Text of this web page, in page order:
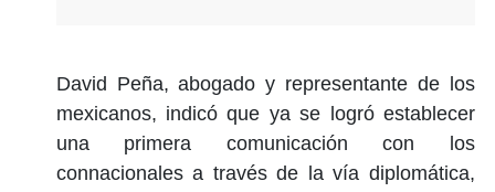
David Peña, abogado y representante de los
mexicanos, indicó que ya se logró establecer
una primera comunicación con los
connacionales a través de la vía diplomática,